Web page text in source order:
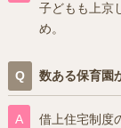
子どもも上京
め。
数ある保育園
借上住宅制度